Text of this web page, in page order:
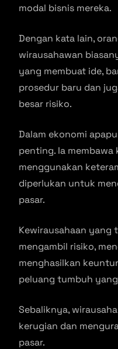
modal bisnis mereka.
Dengan kata lain,
wirausahawan
yang membuat ide,
prosedur baru dan
besar risiko.
Dalam ekonomi
penting. Ia membawa
menggunakan
diperlukan untuk
pasar.
Kewirausahaan yang
mengambil risiko,
menghasilkan
peluang tumbuh
Sebaliknya,
kerugian dan
pasar.